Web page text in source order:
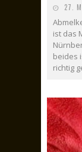
27.
ist das
beides
richtig